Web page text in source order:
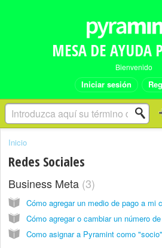
Bienvenido
Iniciar sesión
Inicio
Redes Sociales
Business Meta 3
Cómo agregar un medio de pago a mi